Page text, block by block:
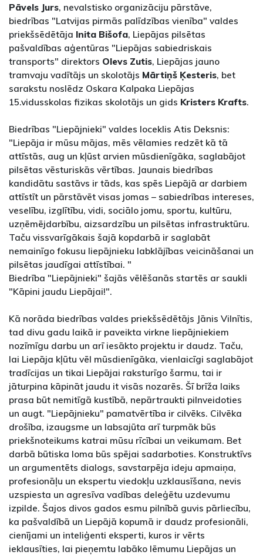
Pāvels Jurs, nevalstisko organizāciju pārstāve,
biedrības "Latvijas pirmās palīdzības vienība" valdes
priekšsēdētāja Inita Bišofa, Liepājas pilsētas
pašvaldības aģentūras "Liepājas sabiedriskais
transports" direktors Olevs Zutis, Liepājas jauno
tramvaju vadītājs un skolotājs Mārtiņš Ķesteris, bet
sarakstu noslēdz Oskara Kalpaka Liepājas
15.vidusskolas fizikas skolotājs un gids Kristers Krafts.
Biedrības "Liepājnieki" valdes loceklis Atis Deksnis:
"Liepāja ir mūsu mājas, mēs vēlamies redzēt kā tā
attīstās, aug un kļūst arvien mūsdienīgāka, saglabājot
pilsētas vēsturiskās vērtības. Jaunais biedrības
kandidātu sastāvs ir tāds, kas spēs Liepājā ar darbiem
attīstīt un pārstāvēt visas jomas – sabiedrības intereses,
veselību, izglītību, vidi, sociālo jomu, sportu, kultūru,
uzņēmējdarbību, aizsardzību un pilsētas infrastruktūru.
Taču vissvarīgākais šajā kopdarbā ir saglabāt
nemainīgo fokusu liepājnieku labklājības veicināšanai un
pilsētas jaudīgai attīstībai. "
Biedrība "Liepājnieki" šajās vēlēšanās startēs ar saukli
"Kāpini jaudu Liepājai!".
Kā norāda biedrības valdes priekšsēdētājs Jānis Vilnītis,
tad divu gadu laikā ir paveikta virkne liepājniekiem
nozīmīgu darbu un arī iesākto projektu ir daudz. Taču,
lai Liepāja kļūtu vēl mūsdienīgāka, vienlaicīgi saglabājot
tradīcijas un tikai Liepājai raksturīgo šarmu, tai ir
jāturpina kāpināt jaudu it visās nozarēs. Šī brīža laiks
prasa būt nemitīgā kustībā, nepārtraukti pilnveidoties
un augt. "Liepājnieku" pamatvērtība ir cilvēks. Cilvēka
drošība, izaugsme un labsajūta arī turpmāk būs
priekšnoteikums katrai mūsu rīcībai un veikumam. Bet
darbā būtiska loma būs spējai sadarboties. Konstruktīvs
un argumentēts dialogs, savstarpēja ideju apmaiņa,
profesionāļu un ekspertu viedokļu uzklausīšana, nevis
uzspiesta un agresīva vadības deleģētu uzdevumu
izpilde. Šajos divos gados esmu pilnībā guvis pārliecību,
ka pašvaldībā un Liepājā kopumā ir daudz profesionāli,
cienījami un inteliģenti eksperti, kuros ir vērts
ieklausīties, lai pieņemtu labāko lēmumu Liepājas un